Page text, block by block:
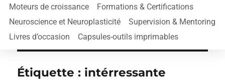
Moteurs de croissance
Formations & Certifications
Neuroscience et Neuroplasticité
Supervision & Mentoring
Livres d’occasion
Capsules-outils imprimables
Étiquette : intérressante